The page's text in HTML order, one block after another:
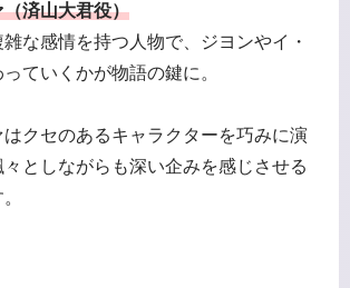
済山大君役）
な感情を持つ人物で、ジヨンやイ・
ていくかが物語の鍵に。
クセのあるキャラクターを巧みに演
々としながらも深い企みを感じさせる